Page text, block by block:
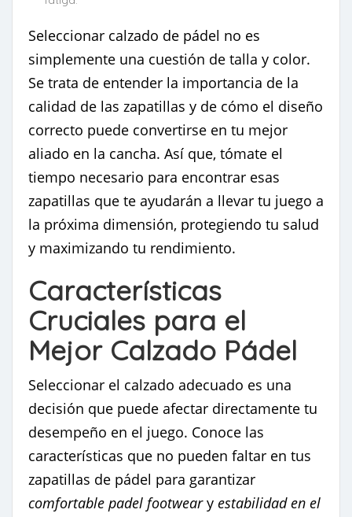
Seleccionar calzado de pádel no es
simplemente una cuestión de talla y color.
Se trata de entender la importancia de la
calidad de las zapatillas y de cómo el diseño
correcto puede convertirse en tu mejor
aliado en la cancha. Así que, tómate el
tiempo necesario para encontrar esas
zapatillas que te ayudarán a llevar tu juego a
la próxima dimensión, protegiendo tu salud
y maximizando tu rendimiento.
Características
Cruciales para el
Mejor Calzado Pádel
Seleccionar el calzado adecuado es una
decisión que puede afectar directamente tu
desempeño en el juego. Conoce las
características que no pueden faltar en tus
zapatillas de pádel para garantizar
comfortable padel footweary estabilidad en el